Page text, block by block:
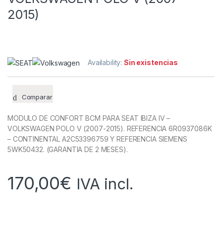
2015)
Availability:Sin existencias
Comparar
MODULO DE CONFORT BCM PARA SEAT IBIZA IV –
VOLKSWAGEN POLO V (2007-2015). REFERENCIA 6R0937086K
– CONTINENTAL A2C53396759 Y REFERENCIA SIEMENS
5WK50432. (GARANTIA DE 2 MESES).
170,00€ IVA incl.